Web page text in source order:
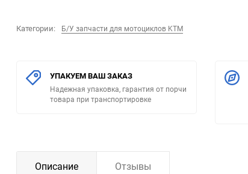
Категории: Б/У запчасти для мотоциклов KTM
УПАКУЕМ ВАШ ЗАКАЗ
Надежная упаковка, гарантия от порчи
товара при транспортировке
Описание Отзывы